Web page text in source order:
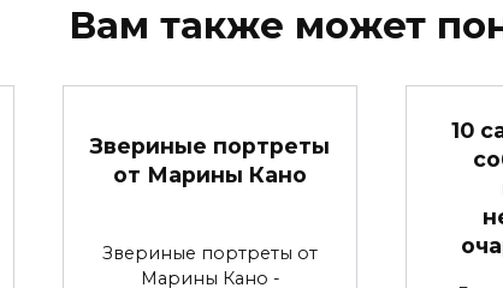
Вам также может
Звериные портреты
от Марины Кано
Звериные портреты от
Марины Кано -
10